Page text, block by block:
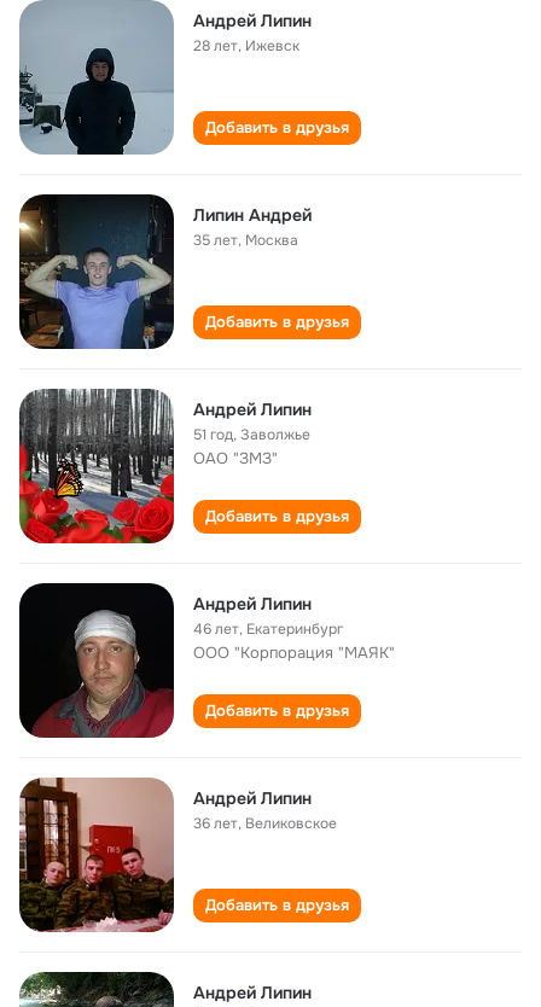
Андрей Липин
28 лет, Ижевск
Добавить в друзья
Липин Андрей
35 лет, Москва
Добавить в друзья
Андрей Липин
51 год,Заволжье
ОАО "ЗМЗ"
Добавить в друзья
Андрей Липин
46 лет, Екатеринбург
ООО "Корпорация "МАЯК"
Добавить в друзья
Андрей Липин
36 лет, Великовское
Добавить в друзья
Андрей Липин